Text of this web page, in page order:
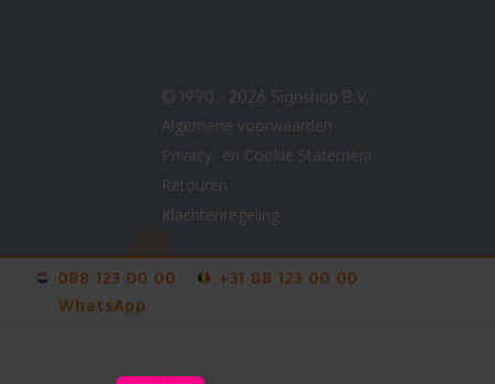
© 1990 - 2026 Signshop B.V.
Algemene voorwaarden
Privacy- en Cookie Statement
Retouren
Klachtenregeling
088 123 00 00
+31 88 123 00 00
WhatsApp
info@123sticker.nl